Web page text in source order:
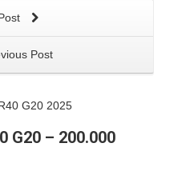
Post
G20 – 200.000